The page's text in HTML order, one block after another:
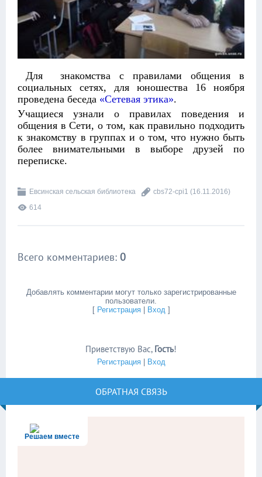
Для знакомства с правилами общения в
социальных сетях, для юношества 16 ноября
проведена беседа «Сетевая этика».
Учащиеся узнали о правилах поведения и
общения в Сети, о том, как правильно подходить
к знакомству в группах и о том, что нужно быть
более внимательными в выборе друзей по
переписке.
Евсинская сельская библиотека cbs72-cpi1 (16.11.2016)
614
Всего комментариев: 0
Добавлять комментарии могут только зарегистрированные
пользователи.
[ Регистрация| Вход]
Приветствую Вас, Гость!
Регистрация| Вход
ОБРАТНАЯ СВЯЗЬ
Решаем вместе